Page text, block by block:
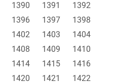
1390 1391
1392
1396 1397
1398
1402 1403
1404
1408 1409
1410
1414 1415
1416
1420 1421
1422